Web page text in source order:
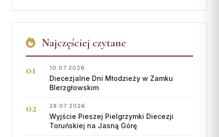
Najczęściej czytane
10.07.2026
Diecezjalne Dni Młodzieży w Zamku
BIerzgłowskim
28.07.2026
Wyjście Pieszej Pielgrzymki Diecezji
Toruńskiej na Jasną Górę